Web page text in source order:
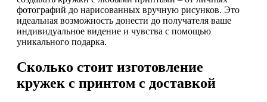
фотографий до нарисованных вручную рисунков. Это
идеальная возможность донести до получателя ваше
индивидуальное видение и чувства с помощью
уникального подарка.
Сколько стоит изготовление
кружек с принтом с доставкой